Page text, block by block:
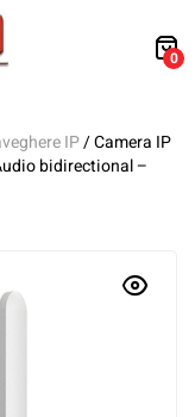
0
IP/ Camera IP
bidirectional –